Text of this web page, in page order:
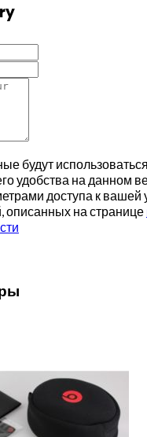
будут
удобства на данном
доступа к вашей
описанных на странице